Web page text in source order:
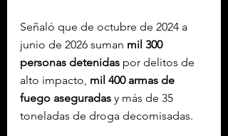
Señaló que de octubre de 2024 a
junio de 2026 suman mil 300
personas detenidas por delitos de
alto impacto, mil 400 armas de
fuego aseguradas y más de 35
toneladas de droga decomisadas.